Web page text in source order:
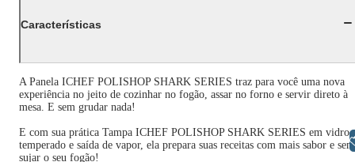
Características
A Panela ICHEF POLISHOP SHARK SERIES traz para você uma nova
experiência no jeito de cozinhar no fogão, assar no forno e servir direto à
mesa. E sem grudar nada!
E com sua prática Tampa ICHEF POLISHOP SHARK SERIES em vidro
temperado e saída de vapor, ela prepara suas receitas com mais sabor e sem
sujar o seu fogão!
Libras